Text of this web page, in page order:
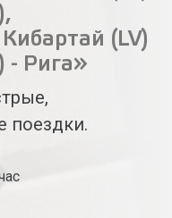
(LV)
- Рига»
поездки.